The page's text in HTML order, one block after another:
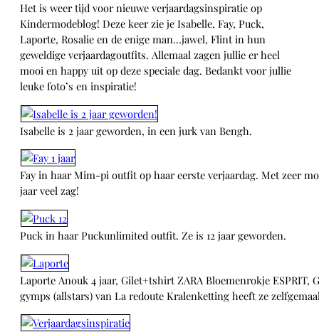
Het is weer tijd voor nieuwe verjaardagsinspiratie op
Kindermodeblog! Deze keer zie je Isabelle, Fay, Puck,
Laporte, Rosalie en de enige man…jawel, Flint in hun
geweldige verjaardagoutfits. Allemaal zagen jullie er heel
mooi en happy uit op deze speciale dag. Bedankt voor jullie
leuke foto’s en inspiratie!
Isabelle is 2 jaar geworden, in een jurk van Bengh.
Fay in haar Mim-pi outfit op haar eerste verjaardag. Met zeer
jaar veel zag!
Puck in haar Puckunlimited outfit. Ze is 12 jaar geworden.
Laporte Anouk 4 jaar, Gilet+tshirt ZARA Bloemenrokje ESPRIT,
gymps (allstars) van La redoute Kralenketting heeft ze